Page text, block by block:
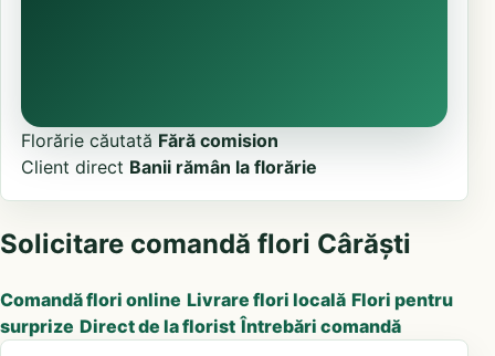
Florărie căutată Fără comision
Client direct Banii rămân la florărie
Solicitare comandă flori Cârăști
Comandă flori online Livrare flori locală Flori pentru
surprize Direct de la florist Întrebări comandă